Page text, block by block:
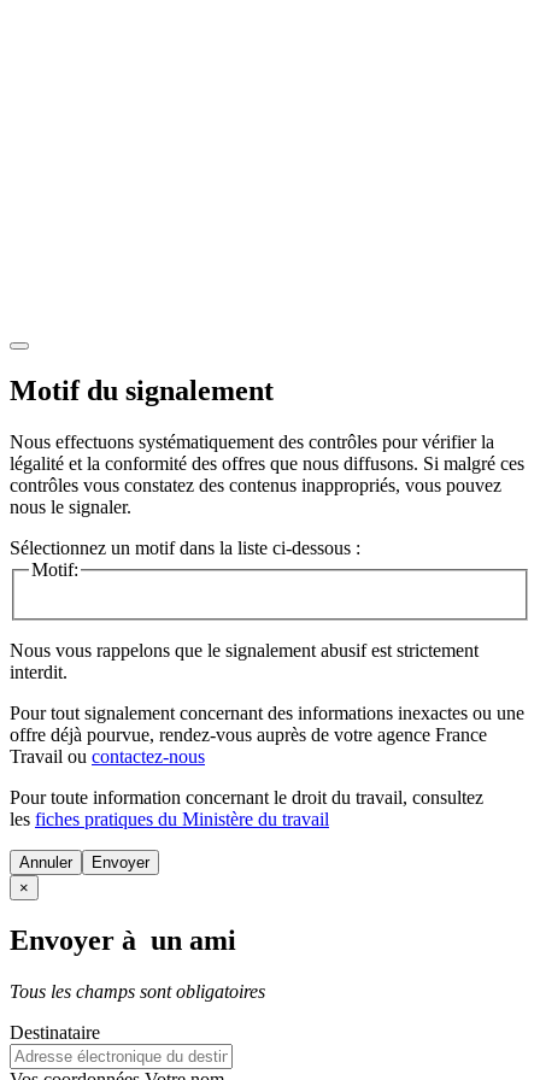
Motif du signalement
Nous effectuons systématiquement des contrôles pour vérifier la
légalité et la conformité des offres que nous diffusons. Si malgré ces
contrôles vous constatez des contenus inappropriés, vous pouvez
nous le signaler.
Sélectionnez un motif dans la liste ci-dessous :
Motif:
Nous vous rappelons que le signalement abusif est strictement
interdit.
Pour tout signalement concernant des informations inexactes ou une
offre déjà pourvue, rendez-vous auprès de votre agence France
Travail ou contactez-nous
Pour toute information concernant le droit du travail, consultez
les fiches pratiques du Ministère du travail
Annuler
×
Envoyer à un ami
Tous les champs sont obligatoires
Destinataire